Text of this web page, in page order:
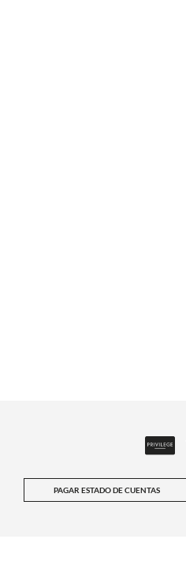
PAGAR ESTADO DE CUENTAS